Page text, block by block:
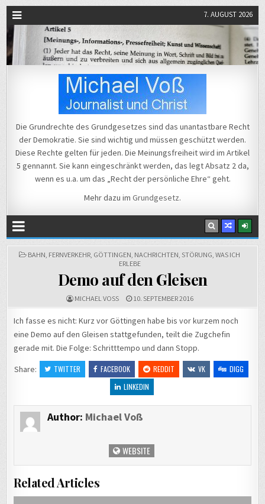
7. AUGUST 2026
Michael Voß
Die Grundrechte des Grundgesetzes sind das unantastbare Recht
der Demokratie. Sie sind wichtig und müssen geschützt werden.
Diese Rechte gelten für jeden. Die Meinungsfreiheit wird im Artikel
5 gennannt. Sie kann eingeschränkt werden, das legt Absatz 2 da,
wenn es u.a. um das „Recht der persönliche Ehre“ geht.
Mehr dazu im Grundgesetz.
POSTED
BAHN, FERNVERKEHR, GÖTTINGEN, NACHRICHTEN, STÖRUNG, WAS ICH
ERLEBE
Demo auf den Gleisen
MICHAEL VOSS 10. SEPTEMBER 2016
Ich fasse es nicht: Kurz vor Göttingen habe bis vor kurzem noch
eine Demo auf den Gleisen stattgefunden, teilt die Zugchefin
gerade mit. Die Folge: Schritttempo und dann Stopp.
Share:
TWITTER FACEBOOK REDDIT VK
DIGG
LINKEDIN
Author: Michael Voß
WEBSITE
Related Articles